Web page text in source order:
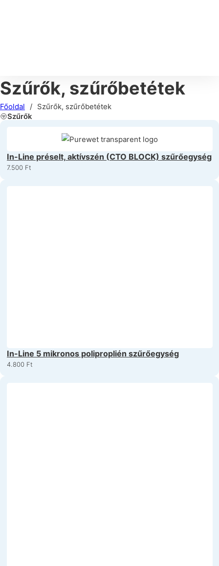
Szűrők, szűrőbetétek
Főoldal / Szűrők, szűrőbetétek
In-Line préselt, aktívszén (CTO BLOCK) szűrőegység
7.500 Ft
In-Line 5 mikronos poliproplién szűrőegység
4.800 Ft